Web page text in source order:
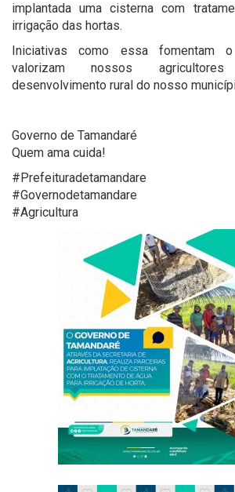
implantada uma cisterna com
irrigação das hortas.
Iniciativas como essa fomentam
valorizam nossos
desenvolvimento rural do nosso
Governo de Tamandaré
Quem ama cuida!
#Prefeituradetamandare
#Governodetamandare
#Agricultura